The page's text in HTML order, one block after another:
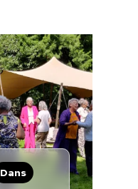
Dans
Over ons
Nieuwsbrief
Doneren